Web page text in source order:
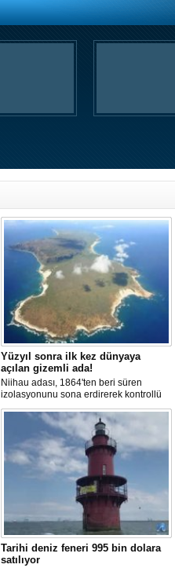
Yüzyıl sonra ilk kez dünyaya
açılan gizemli ada!
Niihau adası, 1864'ten beri süren
izolasyonunu sona erdirerek kontrollü
turist ziyaretlerine açıldı. Ada sakinleri,
modern teknolojiden uzak, katı
kurallarla dolu bir yaşam sürdürüyor.
Tarihi deniz feneri 995 bin dolara
satılıyor